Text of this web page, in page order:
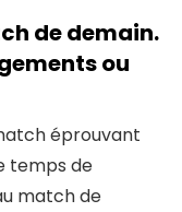
de demain.
ou
éprouvant
temps de
match de